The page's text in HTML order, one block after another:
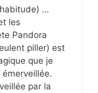
…
les
Pandora
piller) est
que je
par la